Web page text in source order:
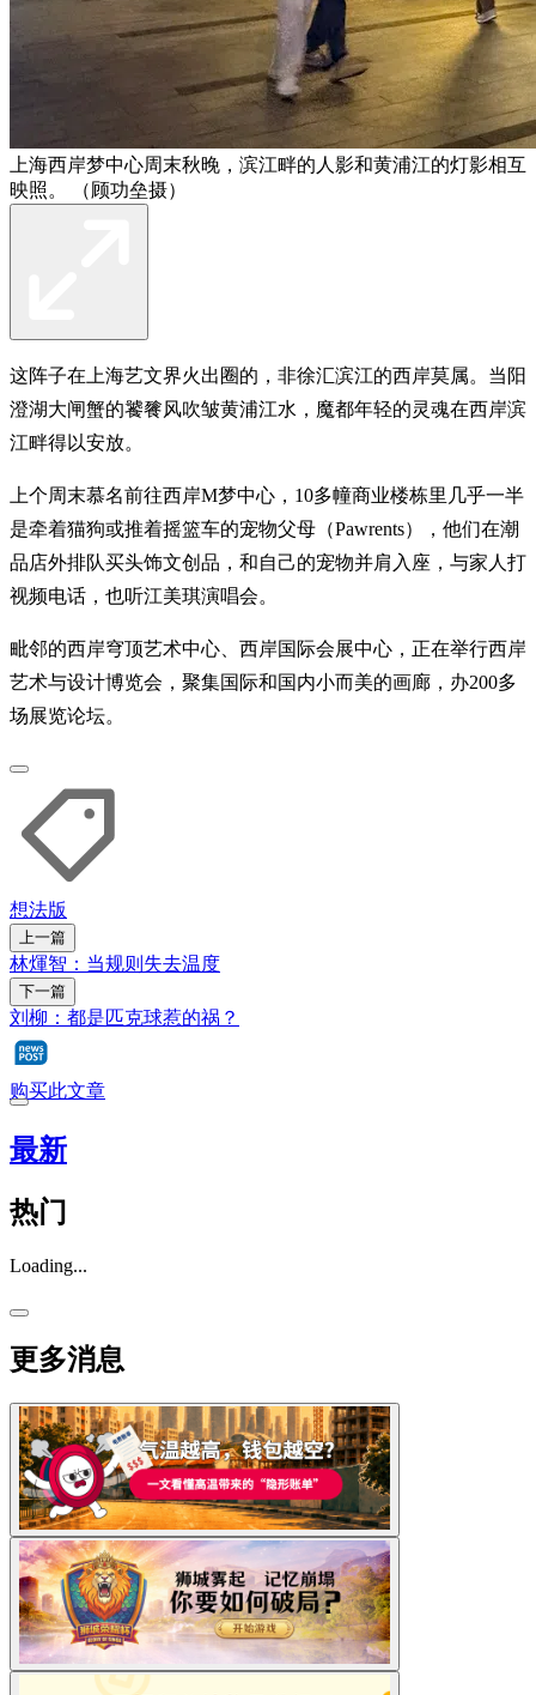
上海西岸梦中心周末秋晚，滨江畔的人影和黄浦江的灯影相互
映照。 （顾功垒摄）
这阵子在上海艺文界火出圈的，非徐汇滨江的西岸莫属。当阳
澄湖大闸蟹的饕餮风吹皱黄浦江水，魔都年轻的灵魂在西岸滨
江畔得以安放。
上个周末慕名前往西岸M梦中心，10多幢商业楼栋里几乎一半
是牵着猫狗或推着摇篮车的宠物父母（Pawrents），他们在潮
品店外排队买头饰文创品，和自己的宠物并肩入座，与家人打
视频电话，也听江美琪演唱会。
毗邻的西岸穹顶艺术中心、西岸国际会展中心，正在举行西岸
艺术与设计博览会，聚集国际和国内小而美的画廊，办200多
场展览论坛。
想法版
上一篇
林煇智：当规则失去温度
下一篇
刘柳：都是匹克球惹的祸？
购买此文章
最新
热门
Loading...
更多消息